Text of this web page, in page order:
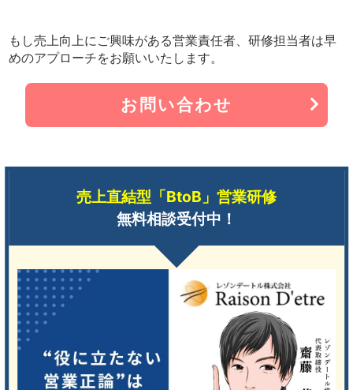
もし売上向上にご興味がある営業責任者、研修担当者は早
めのアプローチをお願いいたします。
お問い合わせ
売上直結型「BtoB」営業研修
無料相談受付中！